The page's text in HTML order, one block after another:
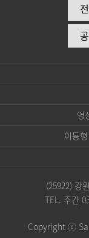
영
이동
(25922) 강
TEL. 주간
Copyright ⓒ